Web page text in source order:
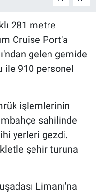
281 metre
Cruise Port'a
gelen gemide
ile 910 personel
işlemlerinin
sahilinde
yerleri gezdi.
şehir turuna
Limanı'na